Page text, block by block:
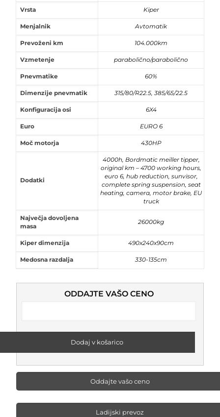
Vrsta Kiper
Menjalnik Avtomatik
Prevoženi km 104.000km
Vzmetenje parabolično/parabolično
Pnevmatike 60%
Dimenzije pnevmatik 315/80/R22.5, 385/65/22.5
Konfiguracija osi 6X4
Euro EURO 6
Moč motorja 430HP
Dodatki
4000h, Bordmatic meiller tipper,
original km – 4700 working hours,
euro 6, hub reduction, sunvisor,
complete spring suspension, seat
heating, camera, motor brake, EU
truck
Največja dovoljena
masa
26000kg
Kiper dimenzija 490x240x90cm
Medosna razdalja 330-135cm
ODDAJTE VAŠO CENO
Dodaj v košarico
Oddajte vašo ceno
Ladijski prevoz